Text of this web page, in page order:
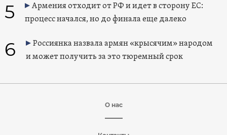
5
Армения отходит от РФ и идет в сторону ЕС:
процесс начался, но до финала еще далеко
6
Россиянка назвала армян «крысячим» народом
и может получить за это тюремный срок
О нас